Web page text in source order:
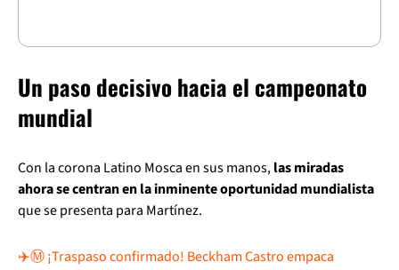
Un paso decisivo hacia el campeonato
mundial
Con la corona Latino Mosca en sus manos,las miradas
ahora se centran en la inminente oportunidad mundialista
que se presenta para Martínez.
✈️Ⓜ️ ¡Traspaso confirmado! Beckham Castro empaca